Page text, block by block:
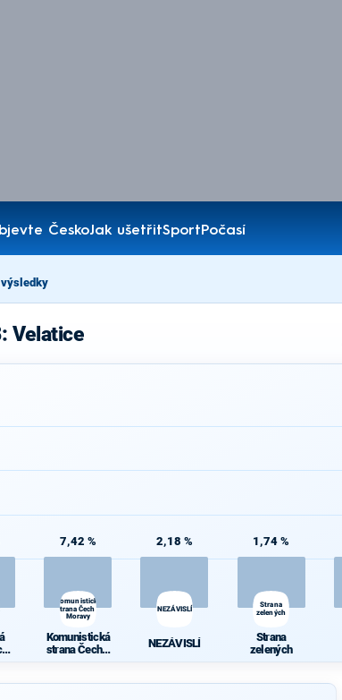
ČeskoJak ušetřitSportPočasí
Velatice
7,42 %
Komunistická
strana Čech a
Moravy
Komunistická
strana Čech a
2,18 %
NEZÁVISLÍ
NEZÁVISLÍ
1,74 %
Strana
zelených
Strana
zelených